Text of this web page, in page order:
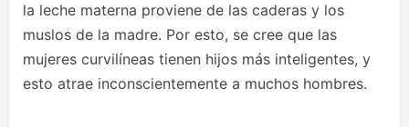
la leche materna proviene de las caderas y los
muslos de la madre. Por esto, se cree que las
mujeres curvilíneas tienen hijos más inteligentes, y
esto atrae inconscientemente a muchos hombres.